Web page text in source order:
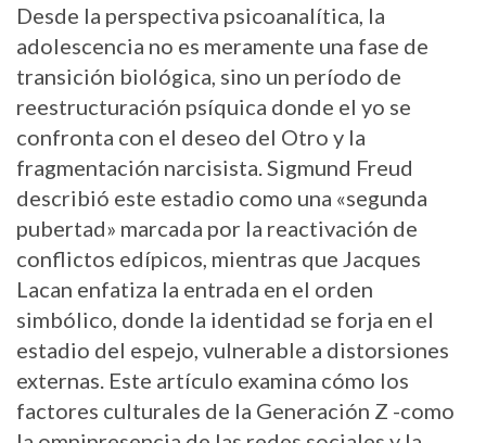
Desde la perspectiva psicoanalítica, la
adolescencia no es meramente una fase de
transición biológica, sino un período de
reestructuración psíquica donde el yo se
confronta con el deseo del Otro y la
fragmentación narcisista. Sigmund Freud
describió este estadio como una «segunda
pubertad» marcada por la reactivación de
conflictos edípicos, mientras que Jacques
Lacan enfatiza la entrada en el orden
simbólico, donde la identidad se forja en el
estadio del espejo, vulnerable a distorsiones
externas. Este artículo examina cómo los
factores culturales de la Generación Z -como